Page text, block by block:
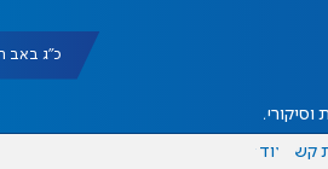
כ"ג באב תשפ"ו
וסיקורים
קשר עוד